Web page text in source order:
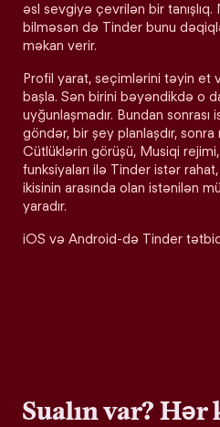
əsl sevgiyə çevrilən bir tanışlıq.
bilməsən də Tinder bunu
məkan verir.
Profil yarat, seçimlərini təyin et
başla. Sən birini bəyəndikdə o
uyğunlaşmadır. Bundan
göndər, bir şey planlaşdır, sonra
Cütlüklərin görüşü, Musiqi
funksiyaları ilə Tinder istər
ikisinin arasında olan istənilən
yaradır.
iOS və Android-də Tinder
Sualın var? Hər